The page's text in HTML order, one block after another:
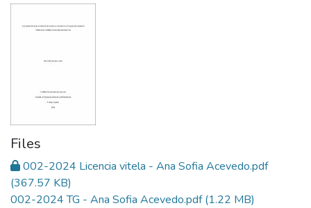
Files
002-2024 Licencia vitela - Ana Sofia Acevedo.pdf
(367.57 KB)
002-2024 TG - Ana Sofia Acevedo.pdf(1.22 MB)